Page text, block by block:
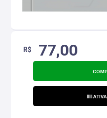
R$ 77,00